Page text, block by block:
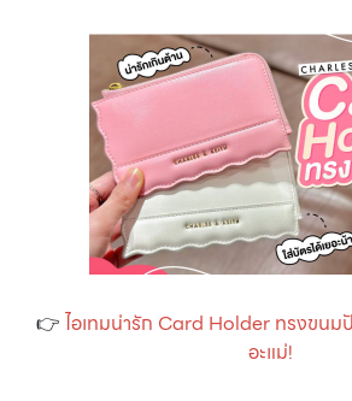
👉 ไอเทมน่ารัก Card Holder ทรงขนม
อะแม่!